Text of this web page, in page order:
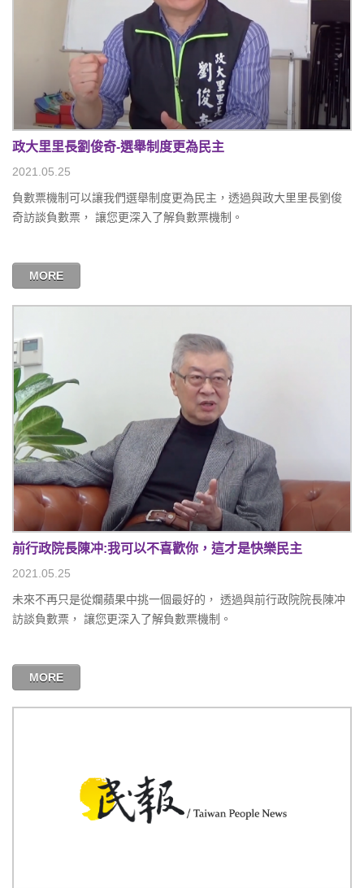
政大里里長劉俊奇-選舉制度更為民主
2021.05.25
負數票機制可以讓我們選舉制度更為民主，透過與政大里里長劉俊
奇訪談負數票， 讓您更深入了解負數票機制。
MORE
前行政院長陳冲:我可以不喜歡你，這才是快樂民主
2021.05.25
未來不再只是從爛蘋果中挑一個最好的， 透過與前行政院院長陳冲
訪談負數票， 讓您更深入了解負數票機制。
MORE